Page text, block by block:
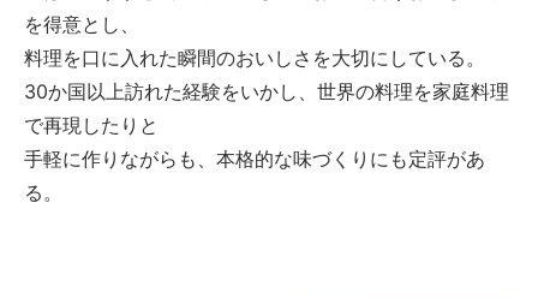
を得意とし、
料理を口に入れた瞬間のおいしさを大切にしている。
30か国以上訪れた経験をいかし、世界の料理を家庭料理
で再現したりと
手軽に作りながらも、本格的な味づくりにも定評があ
る。